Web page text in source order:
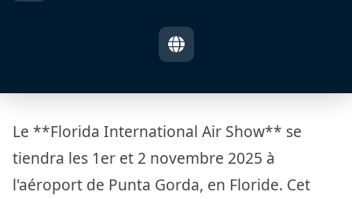
Le **Florida International Air Show** se
tiendra les 1er et 2 novembre 2025 à
l'aéroport de Punta Gorda, en Floride. Cet